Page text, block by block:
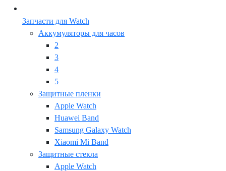
Запчасти для Watch
Аккумуляторы для часов
2
3
4
5
Защитные пленки
Apple Watch
Huawei Band
Samsung Galaxy Watch
Xiaomi Mi Band
Защитные стекла
Apple Watch